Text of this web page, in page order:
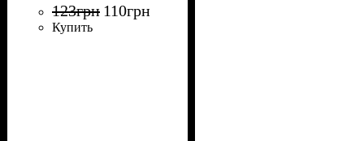
123грн 110грн
Купить